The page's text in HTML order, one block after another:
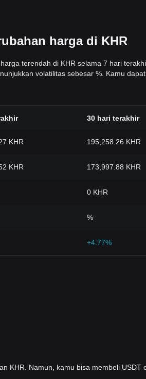
harga di KHR
terendah di KHR selama 7 hari
volatilitas sebesar %. Kamu
30 hari terakhir
KHR 195,258.26 KHR
KHR 173,997.88 KHR
0 KHR
%
+4.77%
KHR. Namun, kamu bisa membeli USDT